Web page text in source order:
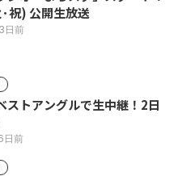
祝) 公開生放送
日前
ストアングルで生中継！2日
日前